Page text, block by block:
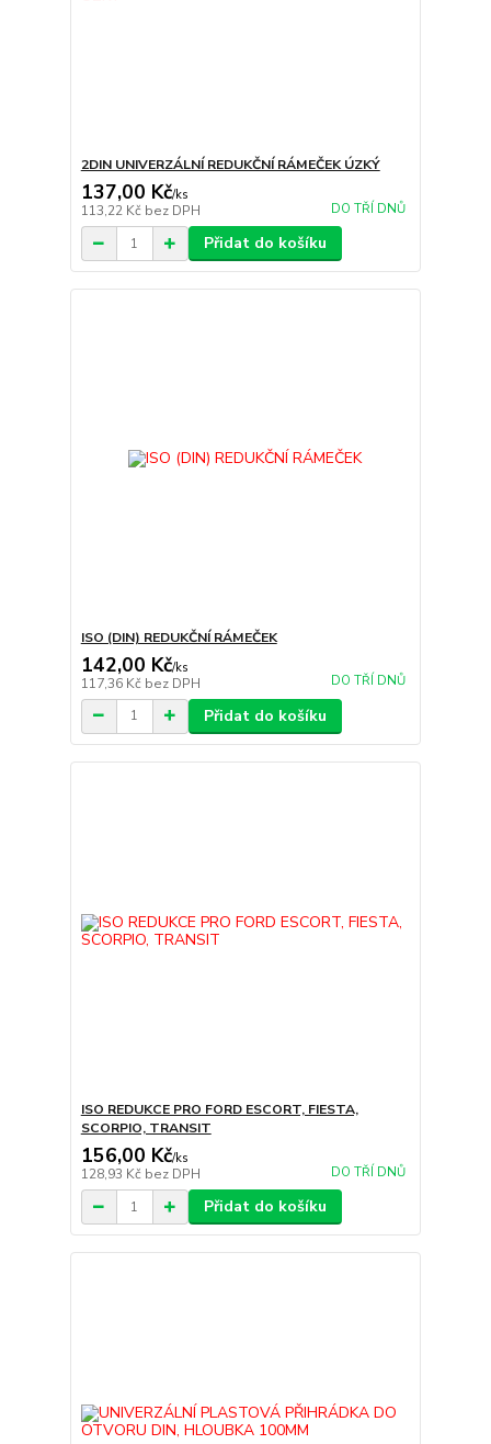
2DIN UNIVERZÁLNÍ REDUKČNÍ RÁMEČEK ÚZKÝ
137,00 Kč/ks
113,22 Kč bez DPH DO TŘÍ DNŮ
Přidat do košíku
ISO (DIN) REDUKČNÍ RÁMEČEK
142,00 Kč/ks
117,36 Kč bez DPH DO TŘÍ DNŮ
Přidat do košíku
ISO REDUKCE PRO FORD ESCORT, FIESTA,
SCORPIO, TRANSIT
156,00 Kč/ks
128,93 Kč bez DPH DO TŘÍ DNŮ
Přidat do košíku